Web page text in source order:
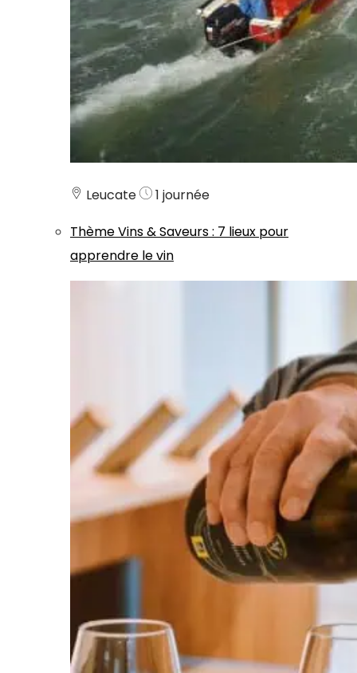
Leucate
1 journée
ThèmeVins & Saveurs: 7 lieux pour
apprendre le vin